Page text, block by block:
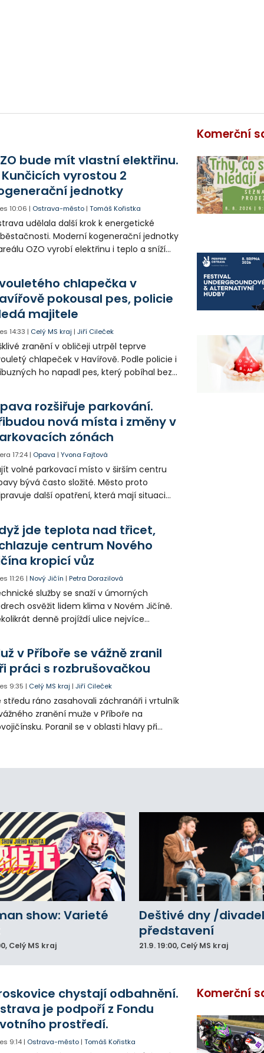
bude mít vlastní elektřinu.
Kunčicích vyrostou 2
jednotky
10:06 | Ostrava-město |Tomáš Kořistka
udělala další krok k energetické
Moderní kogenerační jednotky
OZO vyrobí elektřinu i teplo a sníží
chlapečka v
pokousal pes, policie
majitele
14:33 | Celý MS kraj |Jiří Cileček
zranění v obličeji utrpěl teprve
chlapeček v Havířově. Podle policie i
ho napadl pes, který pobíhal bez
psa hledá.
rozšiřuje parkování.
nová místa i změny v
zónách
17:24 | Opava |Yvona Fajtová
volné parkovací místo v širším centru
bývá často složité. Město proto
další opatření, která mají situaci
řidiče v parkovacích zónách.
jde teplota nad třicet,
centrum Nového
kropicí vůz
11:26 |Nový Jičín |Petra Dorazilová
služby se snaží v úmorných
osvěžit lidem klima v Novém Jičíně.
denně projíždí ulice nejvíce
v Příboře se vážně zranil
práci s rozbrušovačkou
9:35 | Celý MS kraj |Jiří Cileček
středu ráno zasahovali záchranáři i vrtulník
zranění muže v Příboře na
Poranil se v oblasti hlavy při
Komerční
show: Varieté
, Celý MS kraj
Deštivé dny /
představení
21.9.19:00, Celý MS kraj
chystají odbahnění.
je podpoří z Fondu
prostředí.
9:14 | Ostrava-město |Tomáš Kořistka
Komerční